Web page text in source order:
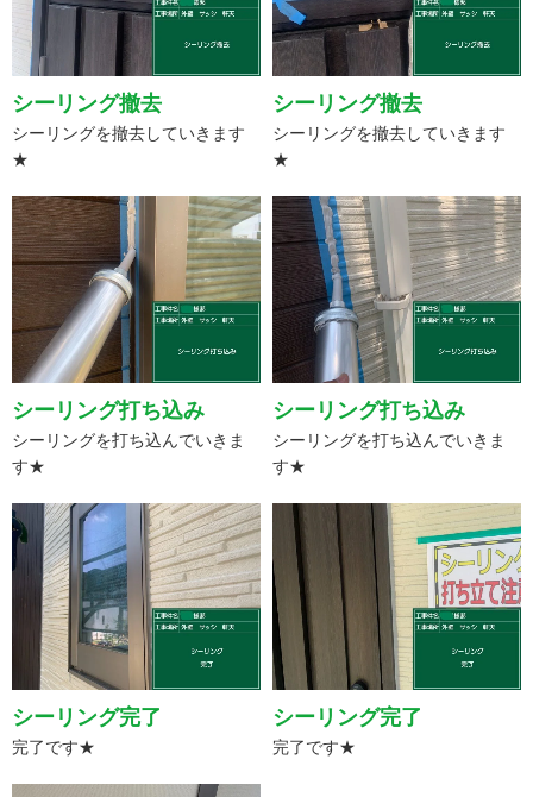
シーリング撤去
シーリングを撤去していきます
★
シーリング撤去
シーリングを撤去していきます
★
シーリング打ち込み
シーリングを打ち込んでいきま
す★
シーリング打ち込み
シーリングを打ち込んでいきま
す★
シーリング完了
完了です★
シーリング完了
完了です★